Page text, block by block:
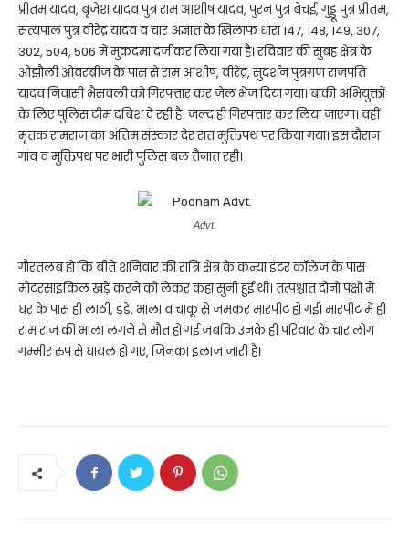
प्रीतम यादव, बृजेश यादव पुत्र राम आशीष यादव, पुरन पुत्र बेचई, गुड्डू पुत्र प्रीतम,
सत्यपाल पुत्र वीरेंद्र यादव व चार अज्ञात के खिलाफ धारा 147, 148, 149, 307,
302, 504, 506 में मुकदमा दर्ज कर लिया गया है। रविवार की सुबह क्षेत्र के
ओझौली ओवरब्रीज के पास से राम आशीष, वीरेंद्र, सुदर्शन पुत्रगण राजपति
यादव निवासी भैसवली को गिरफ्तार कर जेल भेज दिया गया। बाकी अभियुक्तों
के लिए पुलिस टीम दबिश दे रही है। जल्द ही गिरफ्तार कर लिया जाएगा। वहीं
मृतक रामराज का अंतिम संस्कार देर रात मुक्तिपथ पर किया गया। इस दौरान
गांव व मुक्तिपथ पर भारी पुलिस बल तैनात रही।
Advt.
गौरतलब हो कि बीते शनिवार की रात्रि क्षेत्र के कन्या इंटर कॉलेज के पास
मोटरसाइकिल खड़े करने को लेकर कहा सुनी हुई थी। तत्पश्चात दोनो पक्षो में
घर के पास ही लाठी, डंडे, भाला व चाकू से जमकर मारपीट हो गई। मारपीट में ही
राम राज की भाला लगने से मौत हो गई जबकि उनके ही परिवार के चार लोग
गम्भीर रुप से घायल हो गए, जिनका इलाज जारी है।